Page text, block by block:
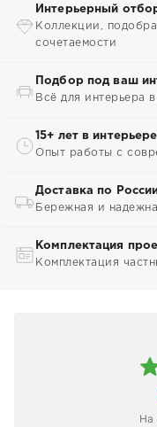
Интерьерный
Коллекции,
сочетаемости
Подбор под ваш
Всё для интерьера
15+ лет в интерьере
Опыт работы с
Доставка по
Бережная и
Комплектация
Комплектация
На